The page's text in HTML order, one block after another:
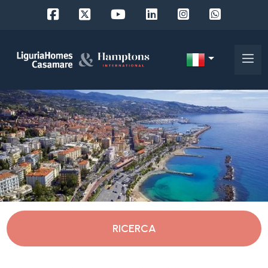
RICERCA
EN
FR
DE
RU
Chi
siamo
I
Scegli
dove
cercare
Savona
Alassio